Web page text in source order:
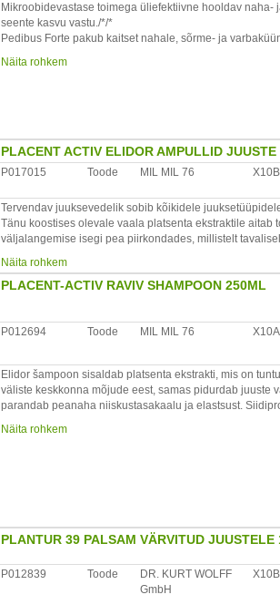
Päritoluriik: Belgia.
Maaletooja: Omega Pharma, Läti.
Mikroobidevastase toimega üliefektiivne hooldav
seente kasvu vastu./*/*
Pedibus Forte pakub kaitset nahale, sõrme- ja
Koostisainete loetelu (Ingredients): Aqua,
Tähelepanu! Vältida kontakti silmade ja limaskestadega.
Päritoluriik: Saksamaa.
Maaletooja: Depile OÜ, Tartu, Eesti
Näita rohkem
PLACENT ACTIV ELIDOR AMPULLID
P017015 Toode MIL MIL 76
Tervendav juuksevedelik sobib kõikidele
Tänu koostises olevale vaala platsenta ekstraktile
väljalangemise isegi pea piirkondades, millistelt
juuksejuure tasandil, parandades sellega juuste
Kasutamine: kandke ühtlaselt ühe ampulli sisu pestud
ampulli kord nädalas.
Maaletooja: OÜ Aravon, Aardla 25b, 50110 Tartu, Eesti
Näita rohkem
PLACENT-ACTIV RAVIV SHAMPOON 250ML
P012694 Toode MIL MIL 76
Elidor šampoon sisaldab platsenta ekstrakti, mis on
väliste keskkonna mõjude eest, samas pidurdab juuste
parandab peanaha niiskustasakaalu ja elastsust.
ampulle.
Näita rohkem
PLANTUR 39 PALSAM VÄRVITUD JUUSTELE
P012839 Toode
DR. KURT WOLFF
GmbH